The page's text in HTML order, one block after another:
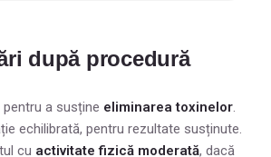
după procedură
a susține eliminarea toxinelor.
echilibrată, pentru rezultate susținute.
cu activitate fizică moderată, dacă